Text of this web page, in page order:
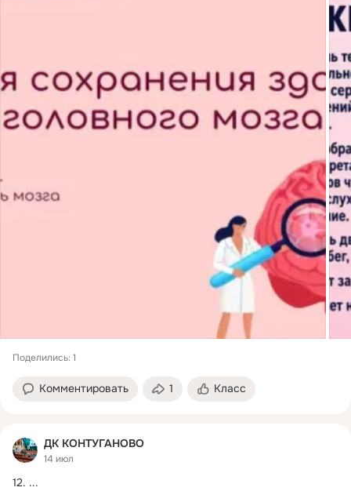
Поделились: 1
Комментировать 1 Класс
ДК КОНТУГАНОВО
14 июл
12. ...